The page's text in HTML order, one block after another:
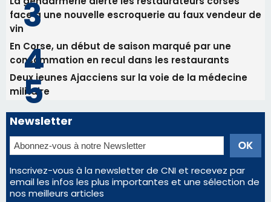
Newsletter
Inscrivez-vous à la newsletter de CNI et recevez par
email les infos les plus importantes et une sélection de
nos meilleurs articles
Régie publicitaire
Mentions légales